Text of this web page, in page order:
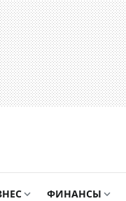
ФИНАНСЫ